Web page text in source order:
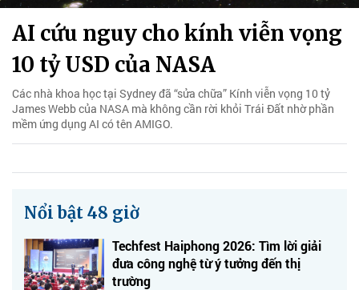
AI cứu nguy cho kính viễn vọng
10 tỷ USD của NASA
Các nhà khoa học tại Sydney đã “sửa chữa” Kính viễn vọng 10 tỷ
James Webb của NASA mà không cần rời khỏi Trái Đất nhờ phần
mềm ứng dụng AI có tên AMIGO.
Nổi bật 48 giờ
Techfest Haiphong 2026: Tìm lời giải
đưa công nghệ từ ý tưởng đến thị
trường